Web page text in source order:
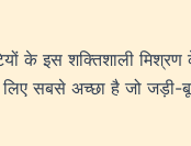
के इस शक्तिशाली मिश्रण
सबसे अच्छा है जो जड़ी-